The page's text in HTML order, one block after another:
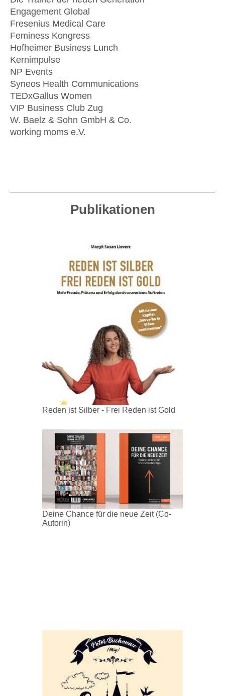
Engagement Global
Fresenius Medical Care
Feminess Kongress
Hofheimer Business Lunch
Kernimpulse
NP Events
Syneos Health Communications
TEDxGallus Women
VIP Business Club Zug
W. Baelz & Sohn GmbH & Co.
working moms e.V.
Publikationen
Reden ist Silber - Frei Reden ist Gold
Deine Chance für die neue Zeit (Co-
Autorin)